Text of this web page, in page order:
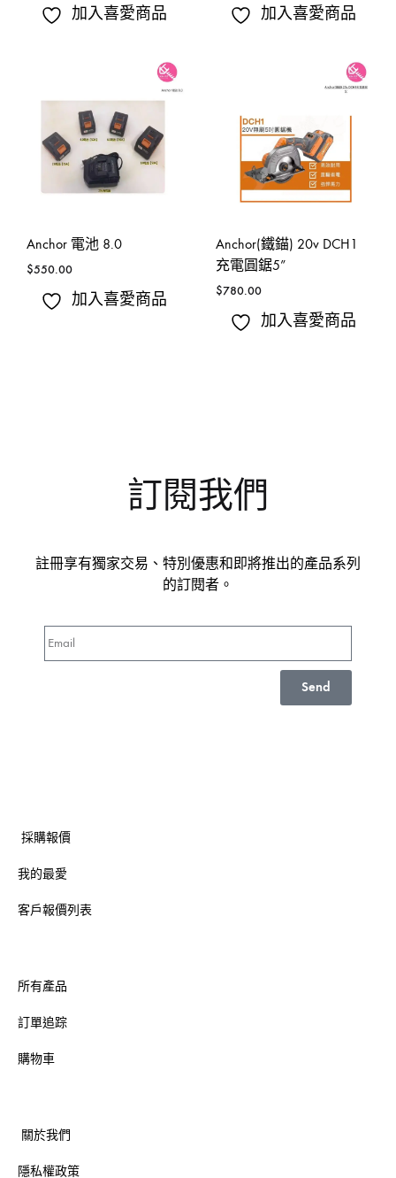
加入喜愛商品 加入喜愛商品
Anchor 電池 8.0
$550.00
加入喜愛商品
Anchor(鐵錨) 20v DCH1
充電圓鋸5”
$780.00
加入喜愛商品
訂閱我們
註冊享有獨家交易、特別優惠和即將推出的產品系列
的訂閱者。
Send
採購報價
我的最愛
客戶報價列表
所有產品
訂單追踪
購物車
關於我們
隱私權政策